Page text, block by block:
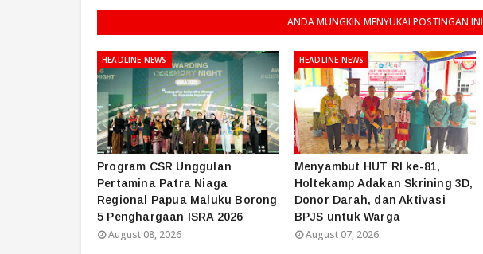
ANDA MUNGKIN MENYUKAI POSTINGAN INI
HEADLINE NEWS
Program CSR Unggulan
Pertamina Patra Niaga
Regional Papua Maluku Borong
5 Penghargaan ISRA 2026
August 08, 2026
HEADLINE NEWS
Menyambut HUT RI ke-81,
Holtekamp Adakan Skrining 3D,
Donor Darah, dan Aktivasi
BPJS untuk Warga
August 07, 2026